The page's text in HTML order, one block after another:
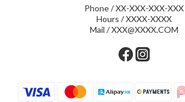
Phone / XX-XXX-XXX-XXX
Hours / XXXX-XXXX
Mail / XXX@XXXX.COM